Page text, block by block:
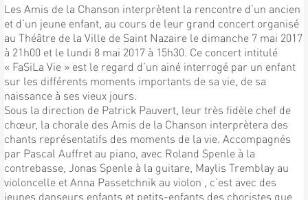
Les Amis de la Chanson interprètent la rencontre d’un ancien
et d’un jeune enfant, au cours de leur grand concert organisé
au Théâtre de la Ville de Saint Nazaire le dimanche 7 mai 2017
à 21h00 et le lundi 8 mai 2017 à 15h30. Ce concert intitulé
« FaSiLa Vie » est le regard d’un ainé interrogé par un enfant
sur les différents moments importants de sa vie, de sa
naissance à ses vieux jours.
Sous la direction de Patrick Pauvert, leur très fidèle chef de
chœur, la chorale des Amis de la Chanson interprètera des
chants représentatifs des moments de la vie. Accompagnés
par Pascal Auffret au piano, avec Roland Spenle à la
contrebasse, Jonas Spenle à la guitare, Maylis Tremblay au
violoncelle et Anna Passetchnik au violon , c’est avec des
jeunes danseurs enfants et petits-enfants des choristes que